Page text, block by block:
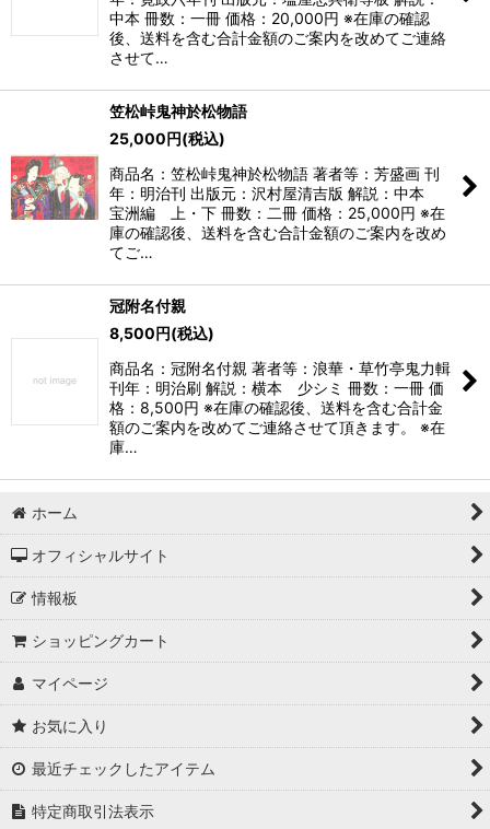
中本 冊数：一冊 価格：20,000円 ※在庫の確認
後、送料を含む合計金額のご案内を改めてご連絡
させて…
笠松峠鬼神於松物語
25,000円(税込)
商品名：笠松峠鬼神於松物語 著者等：芳盛画 刊
年：明治刊 出版元：沢村屋清吉版 解説：中本
宝洲編 上・下 冊数：二冊 価格：25,000円 ※在
庫の確認後、送料を含む合計金額のご案内を改め
てご…
冠附名付親
8,500円(税込)
商品名：冠附名付親 著者等：浪華・草竹亭鬼力輯
刊年：明治刷 解説：横本 少シミ 冊数：一冊 価
格：8,500円 ※在庫の確認後、送料を含む合計金
額のご案内を改めてご連絡させて頂きます。 ※在
庫…
ホーム
オフィシャルサイト
情報板
ショッピングカート
マイページ
お気に入り
最近チェックしたアイテム
特定商取引法表示